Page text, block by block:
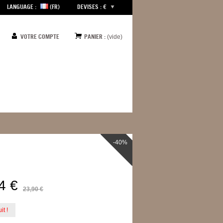
LANGUAGE : (FR) DEVISES : €
VOTRE COMPTE PANIER : (vide)
-40%
€ 23,90 €
!